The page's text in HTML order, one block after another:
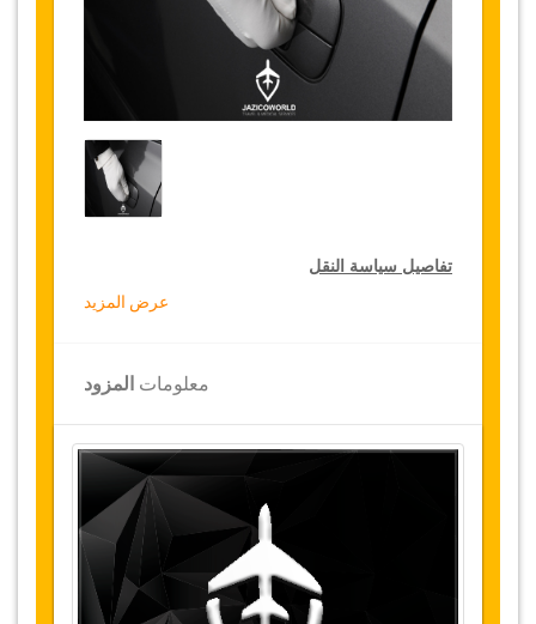
تفاصيل سياسة النقل
على النقل في جميع أنحاء تونس ولمدة 12 شهرا،
للحصول على الخصم الخاص بك على النقل، انقر على
زر "الذهاب إلى تفاصيل الخصم" الموجود أعلاه.
التغييرات على الحجوزات قد تكون ممكنة إذا تم
الإشعار في الوقت المناسب. يرجى الاتصال بنا
للحصول على مزيد من المعلومات.
عرض المزيد
معلومات المزود